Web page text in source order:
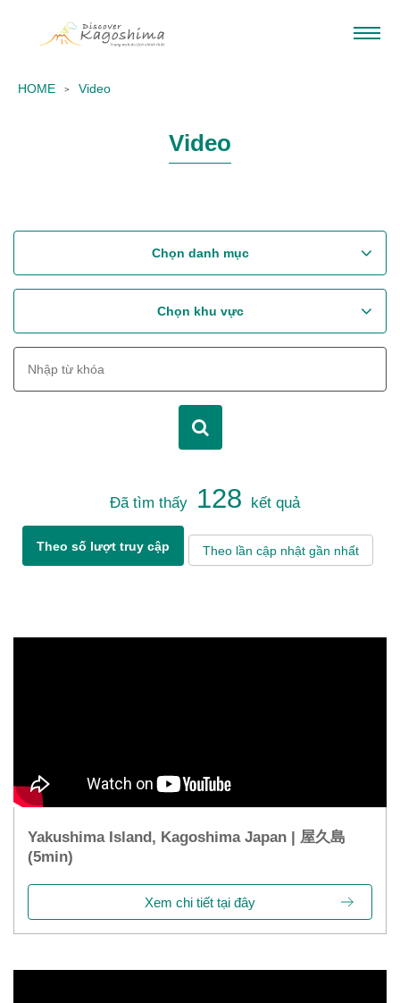
HOME Video
Video
Chọn danh mục
Chọn khu vực
Đã tìm thấy 128 kết quả
Theo số lượt truy cập Theo lần cập nhật gần nhất
Yakushima Island, Kagoshima Japan | 屋久島
(5min)
Xem chi tiết tại đây